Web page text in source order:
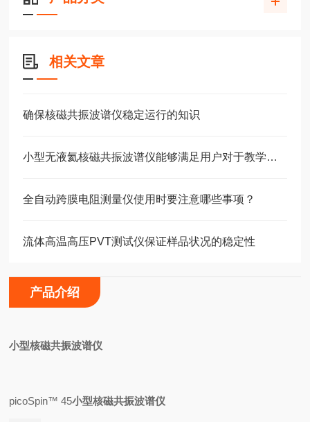
相关文章
确保核磁共振波谱仪稳定运行的知识
小型无液氦核磁共振波谱仪能够满足用户对于教学实验的要求
全自动跨膜电阻测量仪使用时要注意哪些事项？
流体高温高压PVT测试仪保证样品状况的稳定性
产品介绍
小型核磁共振波谱仪
picoSpin™ 45小型核磁共振波谱仪